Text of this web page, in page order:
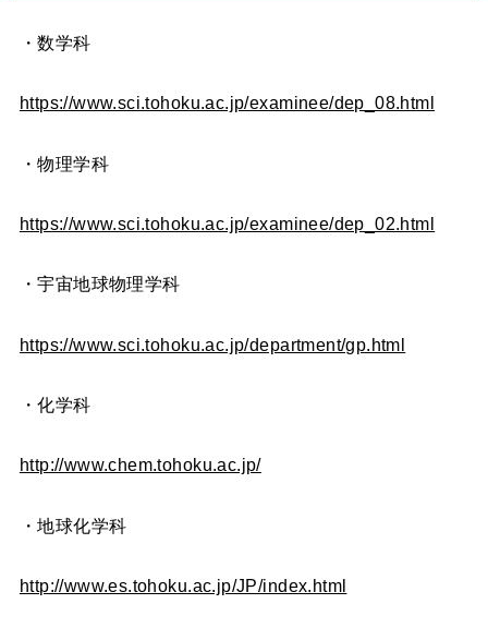
・数学科
https://www.sci.tohoku.ac.jp/examinee/dep_08.html
・物理学科
https://www.sci.tohoku.ac.jp/examinee/dep_02.html
・宇宙地球物理学科
https://www.sci.tohoku.ac.jp/department/gp.html
・化学科
http://www.chem.tohoku.ac.jp/
・地球化学科
http://www.es.tohoku.ac.jp/JP/index.html